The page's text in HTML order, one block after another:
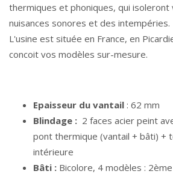
thermiques et phoniques, qui isoleront
nuisances sonores et des intempéries.
L'usine est située en France, en
concoit vos modèles sur-mesure.
Epaisseur du vantail : 62 mm
Blindage : 2 faces acier peint
pont thermique (vantail + bâti) +
intérieure
Bâti : Bicolore, 4 modèles :